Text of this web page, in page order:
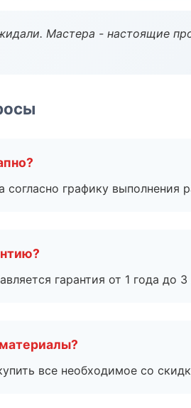
Мастера - настоящие
графику выполнения
гарантия от 1 года до
все необходимое со